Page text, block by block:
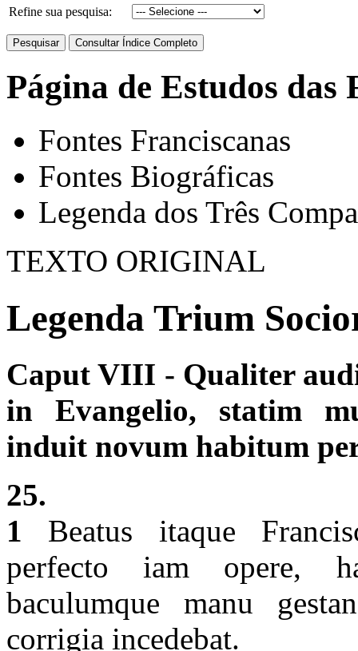
Refine sua pesquisa:
Página de Estudos das
Fontes Franciscanas
Fontes Biográficas
Legenda dos Três
TEXTO ORIGINAL
Legenda Trium
Caput VIII - Qualiter
in Evangelio, statim
induit novum habitum
25.
1 Beatus itaque
perfecto iam opere,
baculumque manu
corrigia incedebat.